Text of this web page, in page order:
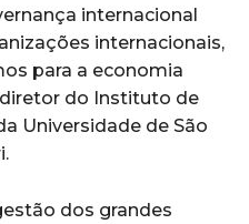
internacional
internacionais,
para a economia
do Instituto de
Universidade de São
dos grandes